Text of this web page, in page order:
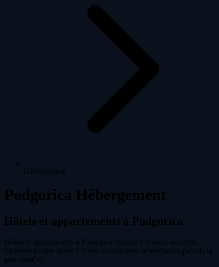
Hébergement
Podgorica Hébergement
Hôtels et appartements à Podgorica
Hôtels et appartements à Podgorica: séjours d'affaires au centre,
locations longue durée à Tološi et chambres économiques près de la
gare routière.